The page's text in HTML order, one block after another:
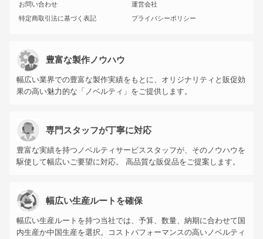
お問い合わせ
運営会社
特定商取引法に基づく表記
プライバシーポリシー
豊富な製作ノウハウ
幅広い業界での豊富な製作実績をもとに、オリジナリティと販促効
果の高い魅力的な「ノベルティ」をご提供します。
専門スタッフが丁寧に対応
豊富な実績を持つノベルティサービススタッフが、そのノウハウを
駆使して幅広いご要望に対応。 高品質な販促品をご提案します。
幅広い生産ルートを確保
幅広い生産ルートを持つ当社では、予算、数量、納期に合わせて国
内生産か中国生産を選択。コストパフォーマンスの高いノベルティ